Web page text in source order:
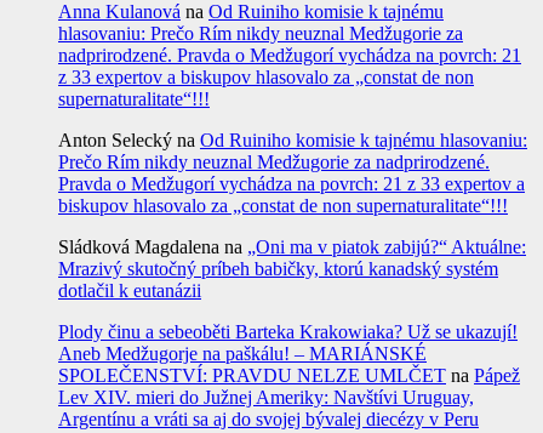
Anna Kulanová na Od Ruiniho komisie k tajnému
hlasovaniu: Prečo Rím nikdy neuznal Medžugorie za
nadprirodzené. Pravda o Medžugorí vychádza na povrch: 21
z 33 expertov a biskupov hlasovalo za „constat de non
supernaturalitate“!!!
Anton Selecký na Od Ruiniho komisie k tajnému hlasovaniu:
Prečo Rím nikdy neuznal Medžugorie za nadprirodzené.
Pravda o Medžugorí vychádza na povrch: 21 z 33 expertov a
biskupov hlasovalo za „constat de non supernaturalitate“!!!
Sládková Magdalena na „Oni ma v piatok zabijú?“ Aktuálne:
Mrazivý skutočný príbeh babičky, ktorú kanadský systém
dotlačil k eutanázii
Plody činu a sebeoběti Barteka Krakowiaka? Už se ukazují!
Aneb Medžugorje na paškálu! – MARIÁNSKÉ
SPOLEČENSTVÍ: PRAVDU NELZE UMLČET na Pápež
Lev XIV. mieri do Južnej Ameriky: Navštívi Uruguay,
Argentínu a vráti sa aj do svojej bývalej diecézy v Peru